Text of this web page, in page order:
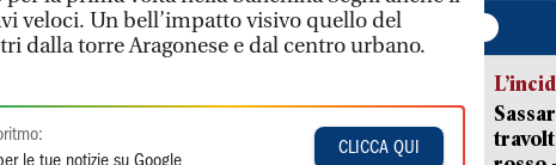
veloci. Un bell’impatto visivo quello del
dalla torre Aragonese e dal centro urbano.
le tue notizie su Google
CLICCA QUI